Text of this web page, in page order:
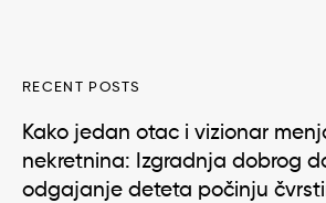
RECENT POSTS
Kako jedan otac i vizionar
nekretnina: Izgradnja dobrog
odgajanje deteta počinju